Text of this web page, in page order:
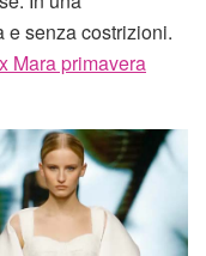
senza costrizioni.
Mara primavera